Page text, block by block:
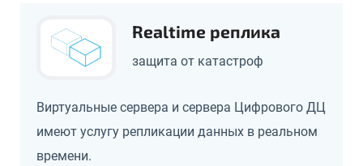
Realtime реплика
защита от катастроф
Виртуальные сервера и сервера Цифрового ДЦ
имеют услугу репликации данных в реальном
времени.